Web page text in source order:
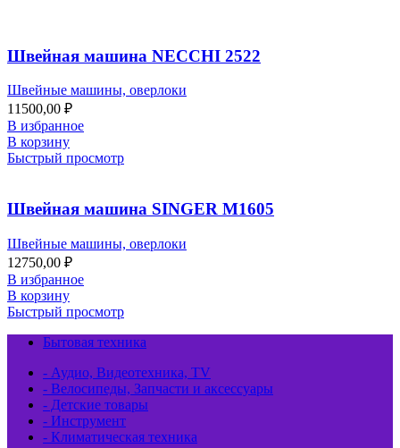
Швейная машина NECCHI 2522
Швейные машины, оверлоки
11500,00 ₽
В избранное
В корзину
Быстрый просмотр
Швейная машина SINGER М1605
Швейные машины, оверлоки
12750,00 ₽
В избранное
В корзину
Быстрый просмотр
Бытовая техника
- Аудио, Видеотехника, TV
- Велосипеды, Запчасти и аксессуары
- Детские товары
- Инструмент
- Климатическая техника